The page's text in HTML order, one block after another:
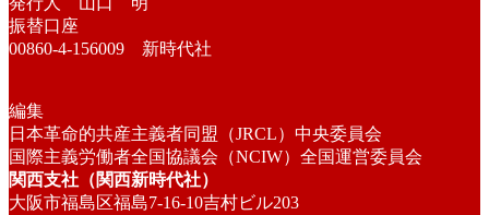
振替口座
00860-4-156009 新時代社
編集
日本革命的共産主義者同盟（JRCL）中央委員会
国際主義労働者全国協議会（NCIW）全国運営委員会
関西支社（関西新時代社）
大阪市福島区福島7-16-10吉村ビル203